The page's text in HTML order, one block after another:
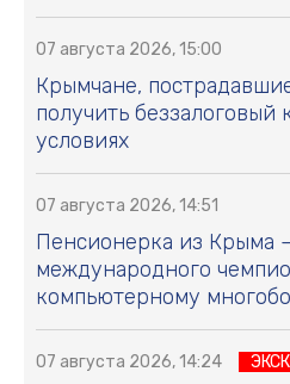
07 августа 2026, 15:00
Крымчане,
получить беззалоговый
условиях
07 августа 2026, 14:51
Пенсионерка из Крыма
международного
компьютерному
07 августа 2026, 14:24